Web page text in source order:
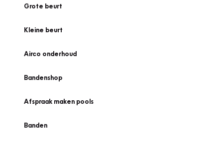
Grote beurt
Kleine beurt
Airco onderhoud
Bandenshop
Afspraak maken pools
Banden